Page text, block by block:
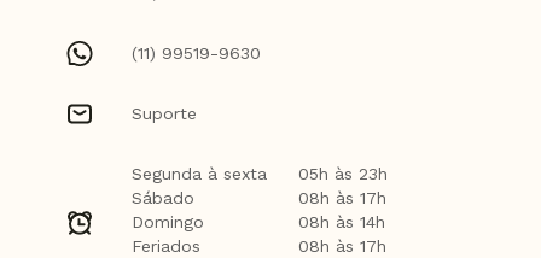
(11) 99519-9630
Suporte
Segunda à sexta
Sábado
Domingo
Feriados
05h às 23h
08h às 17h
08h às 14h
08h às 17h